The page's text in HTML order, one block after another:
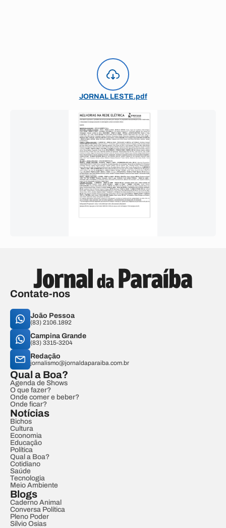
JORNAL LESTE.pdf
Contate-nos
João Pessoa
(83) 2106.1892
Campina Grande
(83) 3315-3204
Redação
jornalismo@jornaldaparaiba.com.br
Qual a Boa?
Agenda de Shows
O que fazer?
Onde comer e beber?
Onde ficar?
Notícias
Bichos
Cultura
Economia
Educação
Política
Qual a Boa?
Cotidiano
Saúde
Tecnologia
Meio Ambiente
Blogs
Caderno Animal
Conversa Política
Pleno Poder
Sílvio Osias